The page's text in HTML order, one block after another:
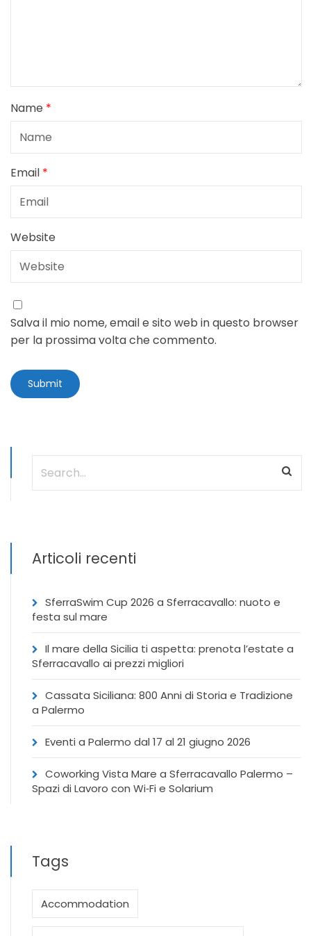
Name *
Email *
Website
Salva il mio nome, email e sito web in questo browser
per la prossima volta che commento.
Articoli recenti
SferraSwim Cup 2026 a Sferracavallo: nuoto e
festa sul mare
Il mare della Sicilia ti aspetta: prenota l’estate a
Sferracavallo ai prezzi migliori
Cassata Siciliana: 800 Anni di Storia e Tradizione
a Palermo
Eventi a Palermo dal 17 al 21 giugno 2026
Coworking Vista Mare a Sferracavallo Palermo –
Spazi di Lavoro con Wi‑Fi e Solarium
Tags
Accommodation